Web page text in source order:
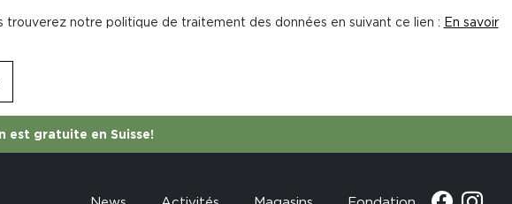
trouverez notre politique de traitement des données en suivant ce lien : En savoir
est gratuite en Suisse!